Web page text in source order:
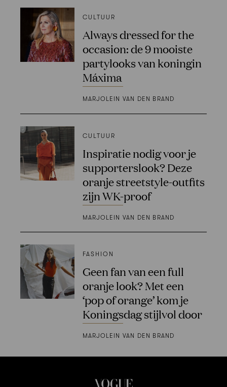
CULTUUR
Always dressed for the
occasion: de 9 mooiste
partylooks van koningin
Máxima
MARJOLEIN VAN DEN BRAND
CULTUUR
Inspiratie nodig voor je
supporterslook? Deze
oranje streetstyle-outfits
zijn WK-proof
MARJOLEIN VAN DEN BRAND
FASHION
Geen fan van een full
oranje look? Met een
‘pop of orange’ kom je
Koningsdag stijlvol door
MARJOLEIN VAN DEN BRAND